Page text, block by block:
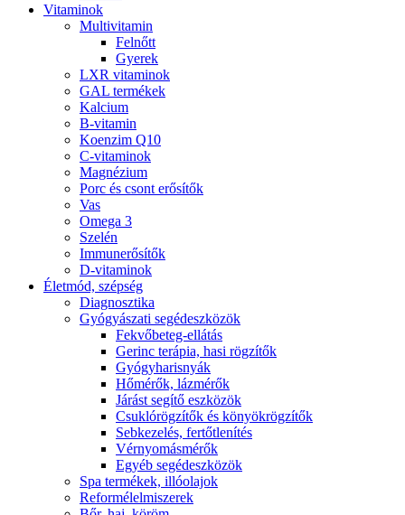
Vitaminok
Multivitamin
Felnőtt
Gyerek
LXR vitaminok
GAL termékek
Kalcium
B-vitamin
Koenzim Q10
C-vitaminok
Magnézium
Porc és csont erősítők
Vas
Omega 3
Szelén
Immunerősítők
D-vitaminok
Életmód, szépség
Diagnosztika
Gyógyászati segédeszközök
Fekvőbeteg-ellátás
Gerinc terápia, hasi rögzítők
Gyógyharisnyák
Hőmérők, lázmérők
Járást segítő eszközök
Csuklórögzítők és könyökrögzítők
Sebkezelés, fertőtlenítés
Vérnyomásmérők
Egyéb segédeszközök
Spa termékek, illóolajok
Reformélelmiszerek